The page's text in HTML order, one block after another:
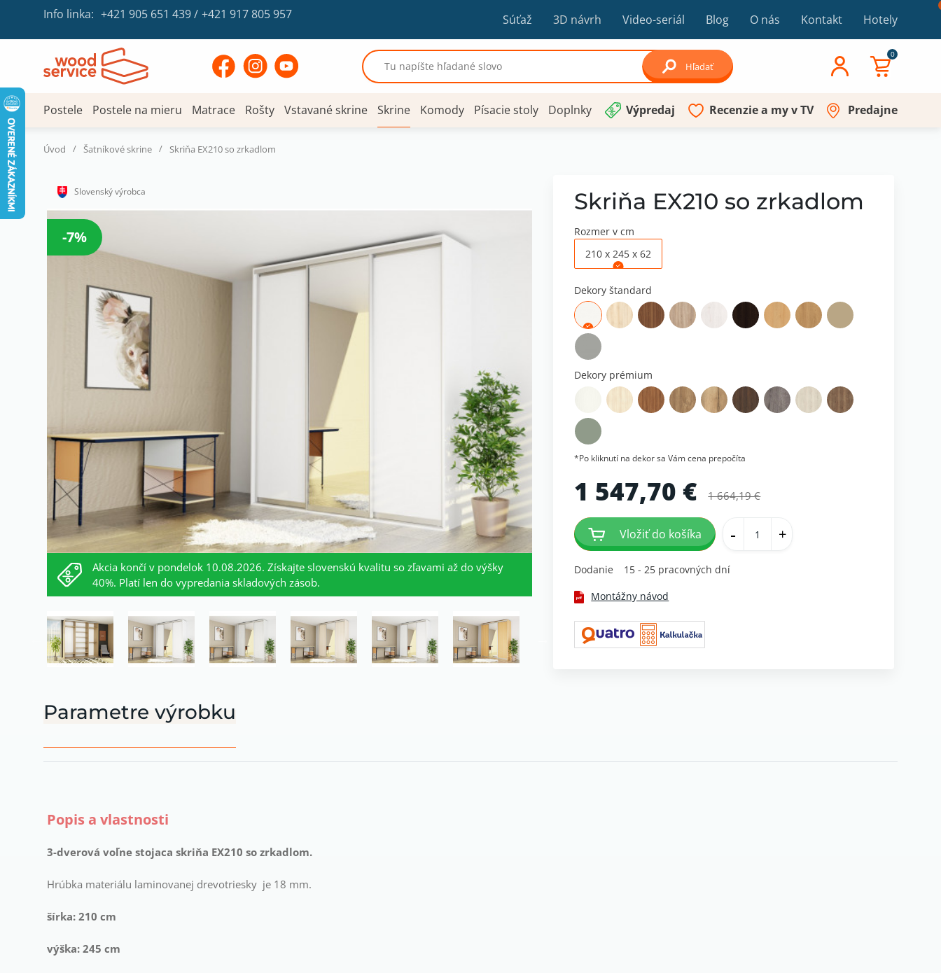
Info linka: +421 905 651 439/ +421 917 805 957 Súťaž 3D návrh Video-seriál Blog O nás Kontakt Hotely
Hľadať
0
Postele Postele na mieru Matrace Rošty Vstavané skrine Skrine Komody Písacie stoly Doplnky Výpredaj Recenzie a my v TV Predajne
Úvod / Šatníkové skrine / Skriňa EX210 so zrkadlom
Slovenský výrobca
-7%
Akcia končí v pondelok 10.08.2026. Získajte slovenskú kvalitu so zľavami až do výšky
40%. Platí len do vypredania skladových zásob.
Skriňa EX210 so zrkadlom
Rozmer v cm
210 x 245 x 62
Dekory štandard
Dekory prémium
*Po kliknutí na dekor sa Vám cena prepočíta
1 547,70 € 1 664,19 €
Vložiť do košíka - +
Dodanie
15 - 25 pracovných dní
Montážny návod
Parametre výrobku
Popis a vlastnosti
3-dverová voľne stojaca skriňa EX210 so zrkadlom.
Hrúbka materiálu laminovanej drevotriesky je 18 mm.
šírka: 210 cm
výška: 245 cm